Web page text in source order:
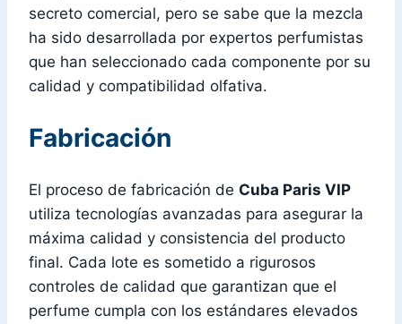
secreto comercial, pero se sabe que la mezcla
ha sido desarrollada por expertos perfumistas
que han seleccionado cada componente por su
calidad y compatibilidad olfativa.
Fabricación
El proceso de fabricación de Cuba Paris VIP
utiliza tecnologías avanzadas para asegurar la
máxima calidad y consistencia del producto
final. Cada lote es sometido a rigurosos
controles de calidad que garantizan que el
perfume cumpla con los estándares elevados